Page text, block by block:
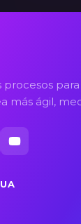
más ágil,